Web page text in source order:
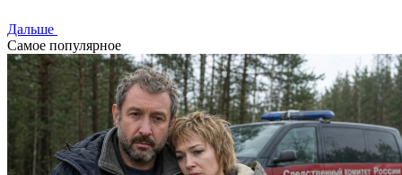
Дальше
Самое популярное